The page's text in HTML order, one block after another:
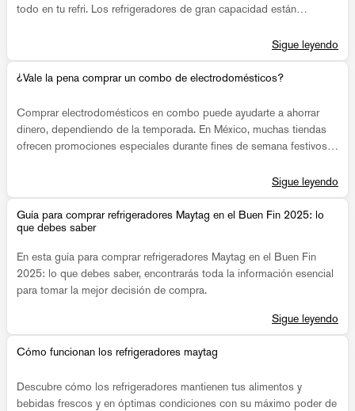
todo en tu refri. Los refrigeradores de gran capacidad están
para almacenar más alimentos sin sacrificar funcionalidad.Sigue leyendo
¿Vale la pena comprar un combo de electrodomésticos?
Comprar electrodomésticos en combo puede ayudarte a ahorrar
dinero, dependiendo de la temporada. En México, muchas tiendas
ofrecen promociones especiales durante fines de semana festivos o
compra de varios productos al mismo tiempo. Pero también hay
formas de aprovechar ofertas durante todo el año, si sabes cuándo
y dónde buscar.
Sigue leyendo
Guía para comprar refrigeradores Maytag en el Buen Fin 2025: lo
que debes saber
En esta guía para comprar refrigeradores Maytag en el Buen Fin
2025: lo que debes saber, encontrarás toda la información esencial
para tomar la mejor decisión de compra.
Sigue leyendo
Cómo funcionan los refrigeradores maytag
Descubre cómo los refrigeradores mantienen tus alimentos y
bebidas frescos y en óptimas condiciones con su máximo poder de